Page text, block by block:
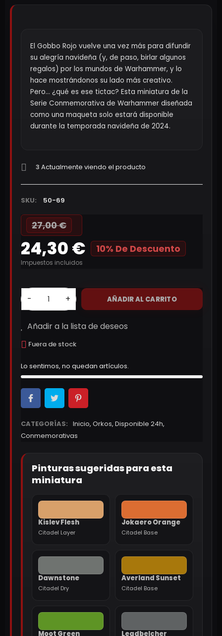
El Gobbo Rojo vuelve una vez más para difundir
su alegría navideña (y, de paso, birlar algunos
regalos) por los mundos de Warhammer, y lo
hace mostrándonos su lado más creativo.
Pero… ¿qué es ese tictac? Esta miniatura de la
Serie Conmemorativa de Warhammer diseñada
como una maqueta solo estará disponible
durante la temporada navideña de 2024.
3 Actualmente viendo el producto
SKU: 50-69
27,00 €
24,30 € 10% De Descuento
Impuestos incluidos
- + AÑADIR AL CARRITO
Añadir a la lista de deseos
Fuera de stock
Lo sentimos, no quedan artículos.
CATEGORÍAS: Inicio, Orkos, Disponible 24h,
Conmemorativas
Pinturas sugeridas para esta
miniatura
Kislev Flesh
Citadel Layer
Jokaero Orange
Citadel Base
Dawnstone
Citadel Dry
Averland Sunset
Citadel Base
Moot Green Leadbelcher